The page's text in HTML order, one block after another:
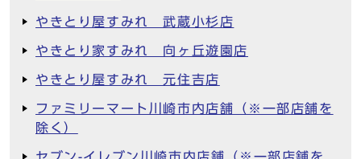
やきとり屋すみれ 武蔵小杉店
やきとり家すみれ 向ヶ丘遊園店
やきとり屋すみれ 元住吉店
ファミリーマート川崎市内店舗（※一部店舗を
除く）
セブン-イレブン川崎市内店舗（※一部店舗を